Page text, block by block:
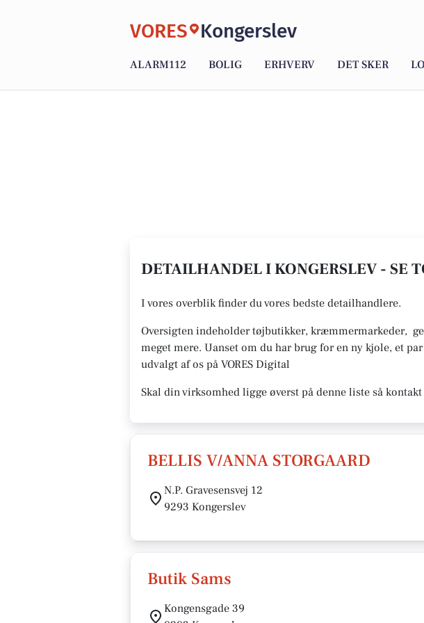
VORES Kongerslev
ALARM112 BOLIG ERHVERV DET SKER
DETAILHANDEL I KONGERSLEV - SE
I vores overblik finder du vores bedste detailhandlere.
Oversigten indeholder tøjbutikker, kræmmermarkeder,
meget mere. Uanset om du har brug for en ny kjole, et
udvalgt af os på VORES Digital
Skal din virksomhed ligge øverst på denne liste så
BELLIS V/ANNA STORGAARD
N.P. Gravesensvej 12
9293 Kongerslev
Butik Sams
Kongensgade 39